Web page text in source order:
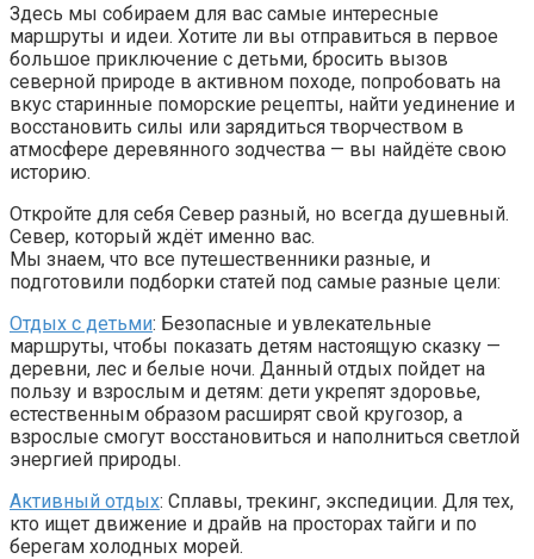
Здесь мы собираем для вас самые интересные
маршруты и идеи. Хотите ли вы отправиться в первое
большое приключение с детьми, бросить вызов
северной природе в активном походе, попробовать на
вкус старинные поморские рецепты, найти уединение и
восстановить силы или зарядиться творчеством в
атмосфере деревянного зодчества — вы найдёте свою
историю.
Откройте для себя Север разный, но всегда душевный.
Север, который ждёт именно вас.
Мы знаем, что все путешественники разные, и
подготовили подборки статей под самые разные цели:
Отдых с детьми: Безопасные и увлекательные
маршруты, чтобы показать детям настоящую сказку —
деревни, лес и белые ночи. Данный отдых пойдет на
пользу и взрослым и детям: дети укрепят здоровье,
естественным образом расширят свой кругозор, а
взрослые смогут восстановиться и наполниться светлой
энергией природы.
Активный отдых: Сплавы, трекинг, экспедиции. Для тех,
кто ищет движение и драйв на просторах тайги и по
берегам холодных морей.